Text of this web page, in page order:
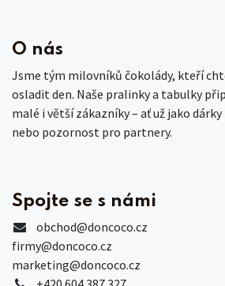
O nás
Jsme tým milovníků čokolády, kteří
osladit den. Naše pralinky a tabulky
malé i větší zákazníky – ať už jako
nebo pozornost pro partnery.
Spojte se s námi
obchod@doncoco.cz
firmy@doncoco.cz
marketing@doncoco.cz